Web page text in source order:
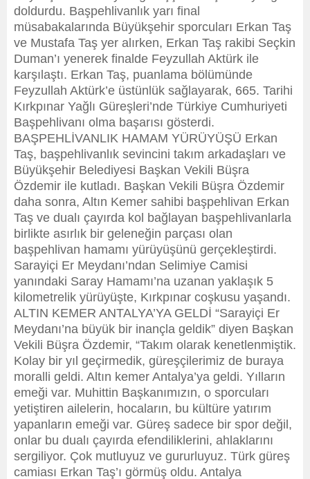
doldurdu. Başpehlivanlık yarı final
müsabakalarında Büyükşehir sporcuları Erkan Taş
ve Mustafa Taş yer alırken, Erkan Taş rakibi Seçkin
Duman’ı yenerek finalde Feyzullah Aktürk ile
karşılaştı. Erkan Taş, puanlama bölümünde
Feyzullah Aktürk’e üstünlük sağlayarak, 665. Tarihi
Kırkpınar Yağlı Güreşleri’nde Türkiye Cumhuriyeti
Başpehlivanı olma başarısı gösterdi.
BAŞPEHLİVANLIK HAMAM YÜRÜYÜŞÜ Erkan
Taş, başpehlivanlık sevincini takım arkadaşları ve
Büyükşehir Belediyesi Başkan Vekili Büşra
Özdemir ile kutladı. Başkan Vekili Büşra Özdemir
daha sonra, Altın Kemer sahibi başpehlivan Erkan
Taş ve dualı çayırda kol bağlayan başpehlivanlarla
birlikte asırlık bir geleneğin parçası olan
başpehlivan hamamı yürüyüşünü gerçekleştirdi.
Sarayiçi Er Meydanı’ndan Selimiye Camisi
yanındaki Saray Hamamı’na uzanan yaklaşık 5
kilometrelik yürüyüşte, Kırkpınar coşkusu yaşandı.
ALTIN KEMER ANTALYA’YA GELDİ “Sarayiçi Er
Meydanı’na büyük bir inançla geldik” diyen Başkan
Vekili Büşra Özdemir, “Takım olarak kenetlenmiştik.
Kolay bir yıl geçirmedik, güreşçilerimiz de buraya
moralli geldi. Altın kemer Antalya’ya geldi. Yılların
emeği var. Muhittin Başkanımızın, o sporcuları
yetiştiren ailelerin, hocaların, bu kültüre yatırım
yapanların emeği var. Güreş sadece bir spor değil,
onlar bu dualı çayırda efendiliklerini, ahlaklarını
sergiliyor. Çok mutluyuz ve gururluyuz. Türk güreş
camiası Erkan Taş’ı görmüş oldu. Antalya